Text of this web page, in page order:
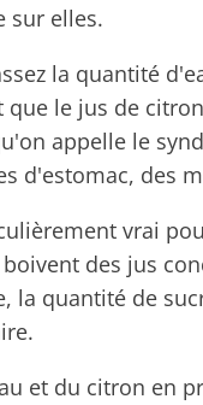
sur elles.
la quantité
le jus de
appelle le
d'estomac, des
vrai
des jus
la quantité de
et du citron en